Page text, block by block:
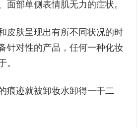
面部单侧表情肌无力的症状。
皮肤呈现出有所不同状况的时
针对性的产品，任何一种化妆
。
痕迹就被卸妆水卸得一干二